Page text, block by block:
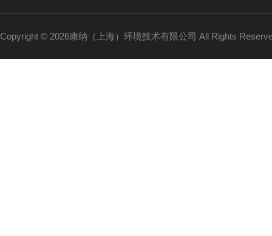
Copyright © 2026康纳（上海）环境技术有限公司 All Rights